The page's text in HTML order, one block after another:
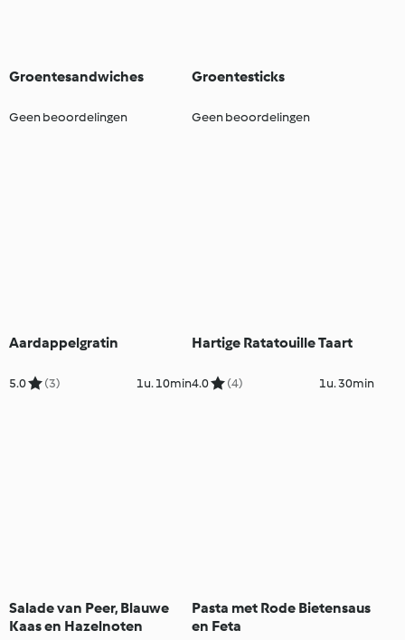
Groentesandwiches
Geen beoordelingen
Groentesticks
Geen beoordelingen
Aardappelgratin
5.0 (3) 1u. 10min
Hartige Ratatouille Taart
4.0 (4) 1u. 30min
Salade van Peer, Blauwe
Kaas en Hazelnoten
Pasta met Rode Bietensaus
en Feta